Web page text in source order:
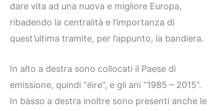
dare vita ad una nuova e migliore Europa,
ribadendo la centralità e l’importanza di
quest’ultima tramite, per l’appunto, la bandiera.
In alto a destra sono collocati il Paese di
emissione, quindi “éire”, e gli ani “1985 – 2015”.
In basso a destra inoltre sono presenti anche le